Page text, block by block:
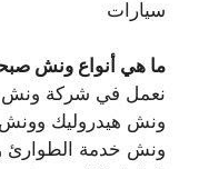
سيارات
ما هي أنواع ونش
نعمل في شركة ونش
ونش هيدروليك
ونش خدمة الطوارئ